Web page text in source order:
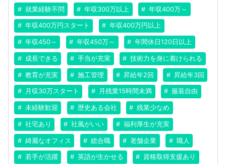
就業経験不問 年収300万以上 年収400万～
年収400万円スタート 年収400万円以上
年収450～ 年収450万～ 年間休日120日以上
成長できる 手当が充実 技術力を身に着けられる
教育が充実 施工管理 昇給年2回 昇給年3回
月収30万スタート 月残業15時間未満 服装自由
未経験歓迎 歴史ある会社 残業少なめ
社宅あり 社風がいい 福利厚生が充実
綺麗なオフィス 総合職 老舗企業 職人
若手が活躍 英語が生かせる 資格取得支援あり